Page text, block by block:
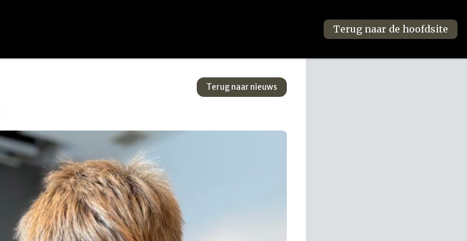
Terug naar de hoofdsite
Terug naar nieuws